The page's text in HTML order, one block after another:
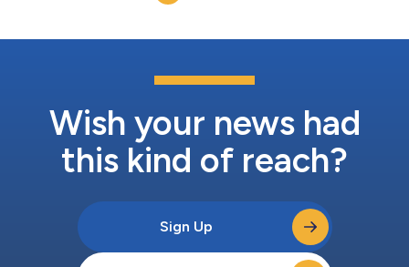
Wish your news had
this kind of reach?
Sign Up